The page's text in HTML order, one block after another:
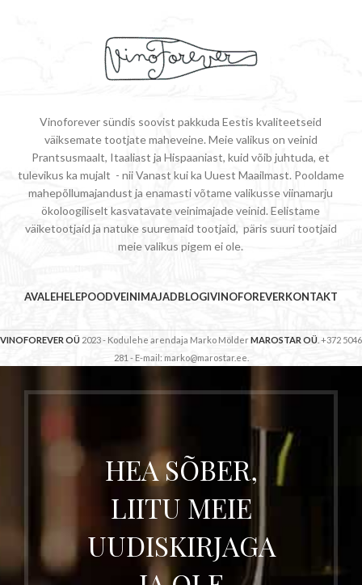
Vinoforever sündis soovist pakkuda Eestis kvaliteetseid
väiksemate tootjate maheveine. Meie valikus on veinid
Prantsusmaalt, Itaaliast ja Hispaaniast, kuid võib juhtuda, et
tulevikus ka mujalt - nii Vanast kui ka Uuest Maailmast. Pooldame
mahepõllumajandust ja enamasti võtame valikusse viinamarju
ökoloogiliselt kasvatavate veinimajade veinid. Eelistame
väiketootjaid ja natuke suuremaid tootjaid, päris suuri tootjaid
meie valikus pigem ei ole.
AVALEHELEPOODVEINIMAJADBLOGIVINOFOREVERKONTAKT
VINOFOREVER OÜ 2023 - Kodulehe arendaja Marko MölderMAROSTAR OÜ . +372 5046
281 - E-mail: marko@marostar.ee.
HEA SÕBER,
LIITU MEIE
UUDISKIRJAGA